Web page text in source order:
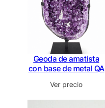
Geoda de amatista
con base de metal QA
Ver precio